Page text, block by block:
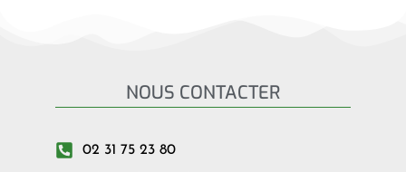
NOUS CONTACTER
02 31 75 23 80